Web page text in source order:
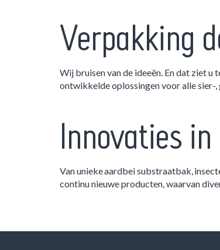
Verpakking
Wij bruisen van de ideeën. En dat ziet
ontwikkelde oplossingen voor alle sier-
Innovaties
Van unieke aardbei substraatbak,
continu nieuwe producten, waarvan